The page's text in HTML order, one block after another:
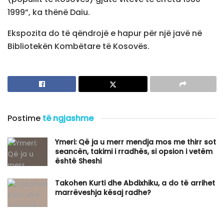
1999”, ka thënë Daiu.
Ekspozita do të qëndrojë e hapur për një javë në
Bibliotekën Kombëtare të Kosovës.
Postime të ngjashme
Ymeri: Që ja u merr mendja mos me thirr sot
seancën, takimi i rradhës, si opsion i vetëm
është Sheshi
Takohen Kurti dhe Abdixhiku, a do të arrihet
marrëveshja kësaj radhe?